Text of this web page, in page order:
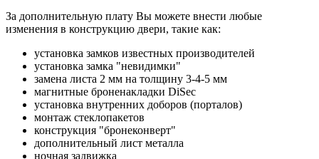
За дополнительную плату Вы можете внести любые
изменения в конструкцию двери, такие как:
установка замков известных производителей
установка замка "невидимки"
замена листа 2 мм на толщину 3-4-5 мм
магнитные броненакладки DiSec
установка внутренних доборов (порталов)
монтаж стеклопакетов
конструкция "бронеконверт"
дополнительный лист металла
ночная задвижка